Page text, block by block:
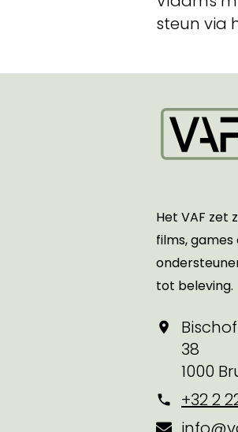
steun via
Het VAF zet
films,
tot beleving.
38
1000
+32 2